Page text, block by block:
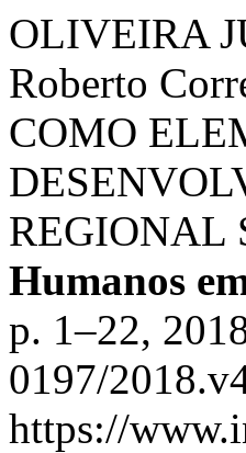
OLIVEIRA
Roberto
COMO
Humanos
p. 1–22,
0197/
https://